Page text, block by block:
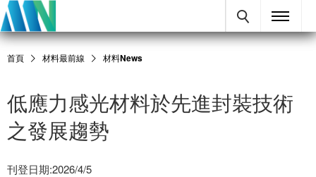
首頁 材料最前線 材料News
低應力感光材料於先進封裝技術
之發展趨勢
刊登日期:2026/4/5